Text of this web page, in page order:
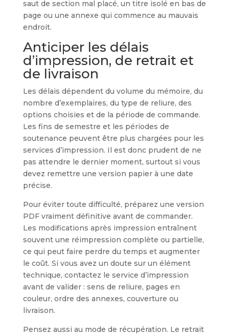
saut de section mal placé, un titre isolé en bas de
page ou une annexe qui commence au mauvais
endroit.
Anticiper les délais
d’impression, de retrait et
de livraison
Les délais dépendent du volume du mémoire, du
nombre d’exemplaires, du type de reliure, des
options choisies et de la période de commande.
Les fins de semestre et les périodes de
soutenance peuvent être plus chargées pour les
services d’impression. Il est donc prudent de ne
pas attendre le dernier moment, surtout si vous
devez remettre une version papier à une date
précise.
Pour éviter toute difficulté, préparez une version
PDF vraiment définitive avant de commander.
Les modifications après impression entraînent
souvent une réimpression complète ou partielle,
ce qui peut faire perdre du temps et augmenter
le coût. Si vous avez un doute sur un élément
technique, contactez le service d’impression
avant de valider : sens de reliure, pages en
couleur, ordre des annexes, couverture ou
livraison.
Pensez aussi au mode de récupération. Le retrait